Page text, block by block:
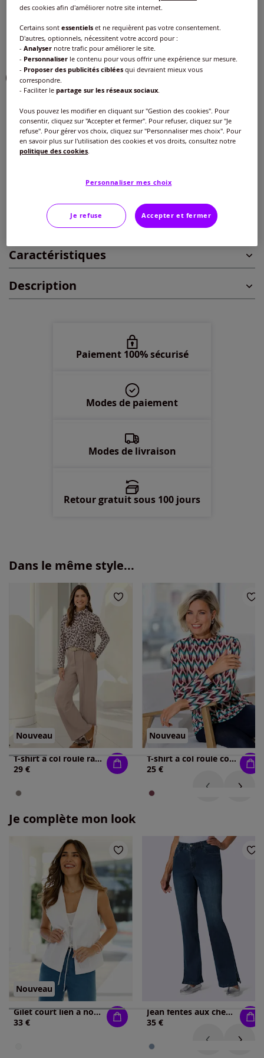
Couleur :écru
Choisir une couleur :
Taille :
Veuillez sélectionner une taille
40 -En stock
En stock
46 -En stock
48 -En stock
Ajouter au panier
Caractéristiques
Description
Paiement 100% sécurisé
Modes de paiement
Modes de livraison
Retour gratuit sous 100 jours
Dans le même style...
Nouveau
T-shirt à col roulé rayures galon tendance
29 €
Nouveau
T-shirt à col roulé col roulé flatteur
25 €
Je complète mon look
Nouveau
Gilet court lien à nouer
33 €
Jean fentes aux chevilles
35 €
des cookies afin d'améliorer notre site internet.
Certains sontessentiels et ne requièrent pas votre consentement.
D'autres, optionnels, nécessitent votre accord pour :
-Analyser notre trafic pour améliorer le site.
- Personnaliser le contenu pour vous offrir une expérience sur mesure.
- Proposer des publicités ciblées qui devraient mieux vous
correspondre.
- Faciliter lepartage sur les réseaux sociaux.
Vous pouvez les modifier en cliquant sur "Gestion des cookies". Pour
consentir, cliquez sur "Accepter et fermer". Pour refuser, cliquez sur "Je
refuse". Pour gérer vos choix, cliquez sur "Personnaliser mes choix". Pour
en savoir plus sur l'utilisation des cookies et vos droits, consultez notre
politique des cookies.
Personnaliser mes choix
Je refuse Accepter et fermer